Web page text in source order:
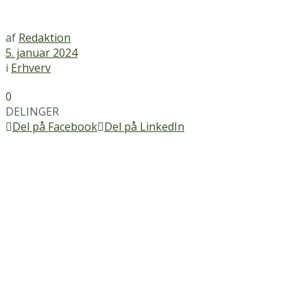
af Redaktion
5. januar 2024
i Erhverv
0
DELINGER
Del på Facebook Del på LinkedIn